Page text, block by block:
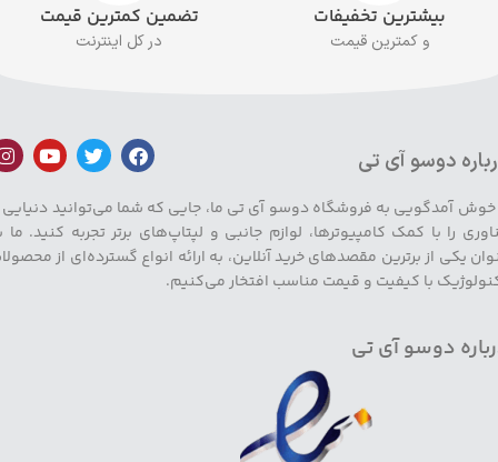
بیشترین تخفیفات
و کمترین قیمت
تضمین کمترین قیمت
در کل اینترنت
دوسو آی تی
خوش آمدگویی به فروشگاه دوسو آی تی ما، جایی که شما می‌توانید دنیایی
را با کمک کامپیوترها، لوازم جانبی و لپتاپ‌های برتر تجربه کنید. ما
یکی از برترین مقصدهای خرید آنلاین، به ارائه انواع گسترده‌ای از
با کیفیت و قیمت مناسب افتخار می‌کنیم.
دوسو آی تی